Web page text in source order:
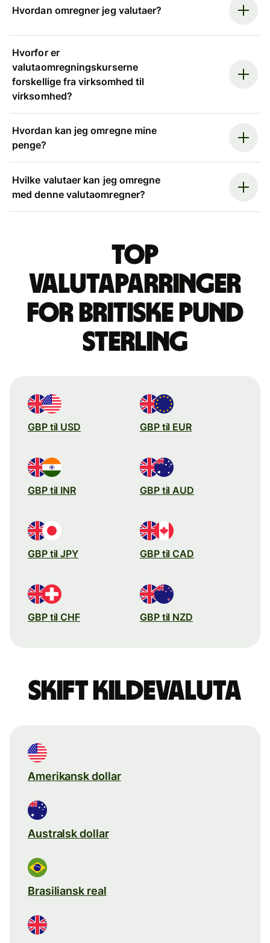
Hvordan omregner jeg valutaer?
Hvorfor er
valutaomregningskurserne
forskellige fra virksomhed til
virksomhed?
Hvordan kan jeg omregne mine
penge?
Hvilke valutaer kan jeg omregne
med denne valutaomregner?
Top
valutaparringer
for britiske pund
sterling
GBP til USD GBP til EUR
GBP til INR GBP til AUD
GBP til JPY GBP til CAD
GBP til CHF GBP til NZD
Skift kildevaluta
Amerikansk dollar
Australsk dollar
Brasiliansk real